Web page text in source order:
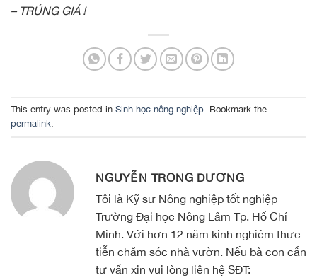
– TRÚNG GIÁ !
This entry was posted in Sinh học nông nghiệp . Bookmark the
permalink
NGUYỄN TRỌNG DƯƠNG
Tôi là Kỹ sư Nông nghiệp tốt nghiệp
Trường Đại học Nông Lâm Tp. Hồ Chí
Minh. Với hơn 12 năm kinh nghiệm thực
tiễn chăm sóc nhà vườn. Nếu bà con cần
tư vấn xin vui lòng liên hệ SĐT: